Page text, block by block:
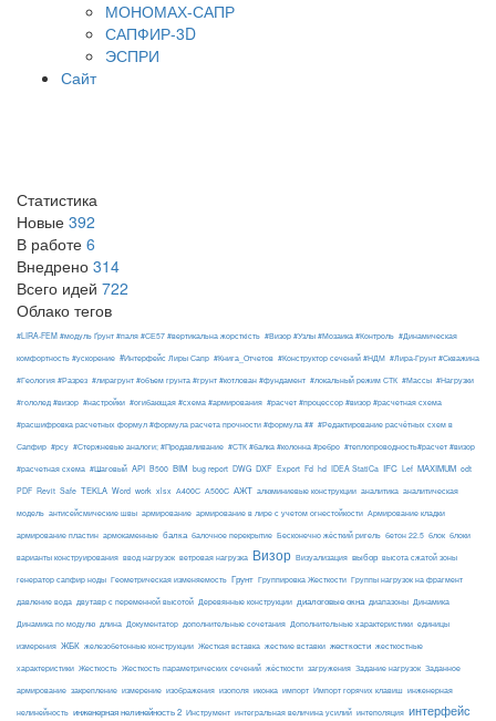
МОНОМАХ-САПР
САПФИР-3D
ЭСПРИ
Сайт
Статистика
Новые 392
В работе 6
Внедрено 314
Всего идей 722
Облако тегов
#LIRA-FEM #модуль Ґрунт #паля #СЕ57 #вертикальна жорсткість #Визор #Узлы #Мозаика #Контроль #Динамическая
комфортность #ускорение #Интерфейс Лиры Сапр #Книга_Отчетов #Конструктор сечений #НДМ #Лира-Грунт #Скважина
#Геология #Разрез #лирагрунт #объем грунта #грунт #котлован #фундамент #локальный режим СТК #Массы #Нагрузки
#гололед #визор #настройки #огибающая #схема #армирования #расчет #процессор #визор #расчетная схема
#расшифровка расчетных формул #формула расчета прочности #формула ## #Редактирование расчётных схем в
Сапфир #рсу #Стержневые аналоги; #Продавливание #СТК #балка #колонна #ребро #теплопроводность#расчет #визор
#расчетная схема #Шаговый API B500 BIM bug report DWG DXF Export Fd hd IDEA StatiCa IFC Lef MAXIMUM odt
PDF Revit Safe TEKLA Word work xlsx А400С А500С АЖТ алюминиевые конструкции аналитика аналитическая
модель антисейсмические швы армирование армирование в лире с учетом огнестойкости Армирование кладки
армирование пластин армокаменные балка балочное перекрытие Бесконечно жёсткий ригель бетон 22.5 блок блоки
варианты конструирования ввод нагрузок ветровая нагрузка Визор Визуализация выбор высота сжатой зоны
генератор сапфир ноды Геометрическая изменяемость Грунт Группировка Жесткости Группы нагрузок на фрагмент
давление вода двутавр с переменной высотой Деревянные конструкции диалоговые окна диапазоны Динамика
Динамика по модулю длина Документатор дополнительные сочетания Дополнительные характеристики единицы
измерения ЖБК железобетонные конструкции Жесткая вставка жесткие вставки жесткости жесткостные
характеристики Жесткость Жесткость параметрических сечений жёсткости загружения Задание нагрузок Заданное
армирование закрепление измерение изображения изополя иконка импорт Импорт горячих клавиш инженерная
нелинейность инженерная нелинейность 2 Инструмент интегральная величина усилий интеполяция интерфейс